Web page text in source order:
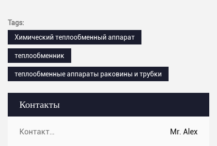
Контакты
Контакты: Mr. Alex
Tags:
Химический теплообменный аппарат
теплообменник
теплообменные аппараты раковины и трубки